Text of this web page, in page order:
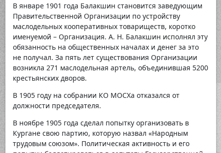
В январе 1901 года Балакшин становится заведующим
Правительственной Организации по устройству
маслодельных кооперативных товариществ, коротко
именуемой – Организация. А. Н. Балакшин исполнял эту
обязанность на общественных началах и денег за это
не получал. За пять лет существования Организации
возникла 271 маслодельная артель, объединившая 5200
крестьянских дворов.
В 1905 году на собрании КО МОСХа отказался от
должности председателя.
В ноябре 1905 года сделал попытку организовать в
Кургане свою партию, которую назвал «Народным
трудовым союзом». Политическая активность и его